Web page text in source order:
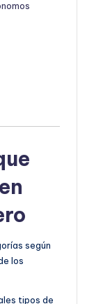
según
los
tipos de